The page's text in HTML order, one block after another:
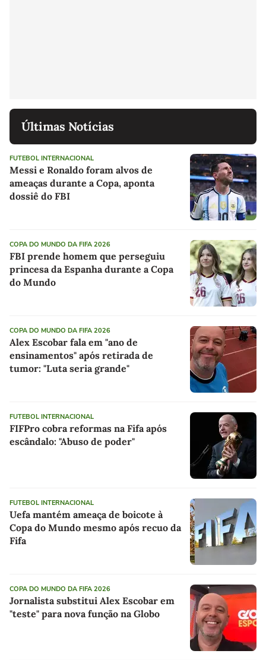
Últimas Notícias
FUTEBOL INTERNACIONAL
Messi e Ronaldo foram alvos de
ameaças durante a Copa, aponta
dossiê do FBI
COPA DO MUNDO DA FIFA 2026
FBI prende homem que perseguiu
princesa da Espanha durante a Copa
do Mundo
COPA DO MUNDO DA FIFA 2026
Alex Escobar fala em "ano de
ensinamentos" após retirada de
tumor: "Luta seria grande"
FUTEBOL INTERNACIONAL
FIFPro cobra reformas na Fifa após
escândalo: "Abuso de poder"
FUTEBOL INTERNACIONAL
Uefa mantém ameaça de boicote à
Copa do Mundo mesmo após recuo da
Fifa
COPA DO MUNDO DA FIFA 2026
Jornalista substitui Alex Escobar em
"teste" para nova função na Globo